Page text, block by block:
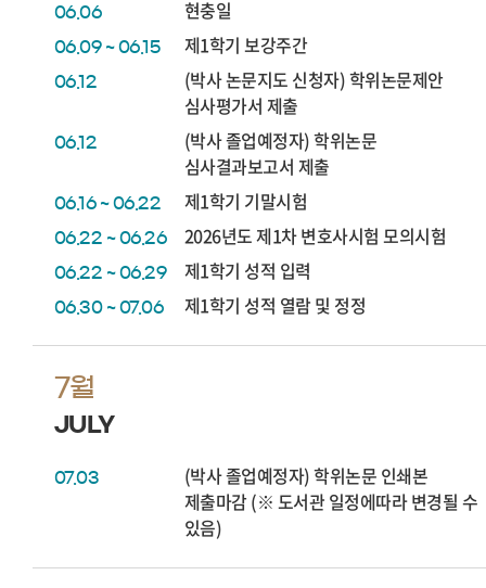
06.06 현충일
06.09 ~ 06.15 제1학기 보강주간
06.12
(박사 논문지도 신청자) 학위논문제안
심사평가서 제출
06.12
(박사 졸업예정자) 학위논문
심사결과보고서 제출
06.16 ~ 06.22 제1학기 기말시험
06.22 ~ 06.26 2026년도 제1차 변호사시험 모의시험
06.22 ~ 06.29 제1학기 성적 입력
06.30 ~ 07.06 제1학기 성적 열람 및 정정
7월
JULY
07.03
(박사 졸업예정자) 학위논문 인쇄본
제출마감 (※ 도서관 일정에따라 변경될 수
있음)